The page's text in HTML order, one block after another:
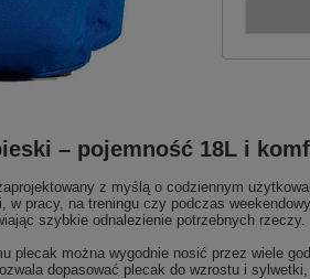
– pojemność 18L i
z myślą o codziennym
pracy, na treningu czy podczas
szybkie odnalezienie potrzebnych rzeczy.
plecak można wygodnie nosić przez wiele
dopasować plecak do wzrostu i